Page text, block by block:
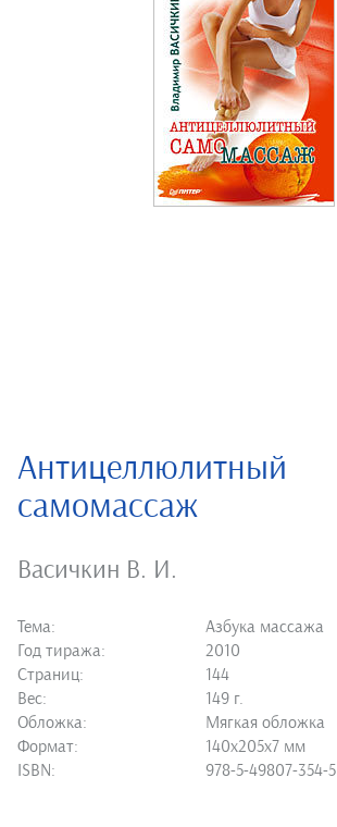
Антицеллюлитный
самомассаж
Васичкин В. И.
Тема:
Азбука массажа
Год тиража:
2010
Страниц:
144
Вес:
149 г.
Обложка:
Мягкая обложка
Формат:
140х205х7 мм
ISBN:
978-5-49807-354-5